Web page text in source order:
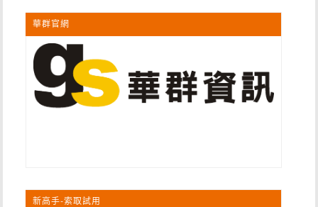
華群官網
新高手-索取試用